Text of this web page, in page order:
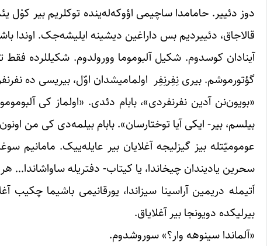
دوز دئییر. حامامدا ساچیمی اؤوکه‌له‌ینده توکلریم بیر
قالاجاق، دئییردیم بس داراغین دیشینه ایلیشه‌جک. اوندا
آینادان کوسدوم. شکیل آلبوموما وورولدوم. شکیللرده فقط
گؤتورموشم. بیری نِفِرنِفِر اولمامیشدان اوّل، بیریسی ده
«بویون‌نن آدین نفرنفردی»، بابام دئدی. «اولماز کی
بیلسم‌، بیر- ایکی آیا توختارسان». بابام بیلمه‌دی کی من
عومومیّتله بیز گیزلیجه آغلایان بیر عایله‌ییک. مامانیم
سحرین یادیندان چیخاندا، یا کیتاب- دفتریله ساواشاندا…
اَتیمله دریمین آراسینا سیزاندا، یورقانیمی باشیما
بیرلیکده دویونجا بیر آغلایاق.
«آلماندا سینوهه وار؟» سوروشدوم.